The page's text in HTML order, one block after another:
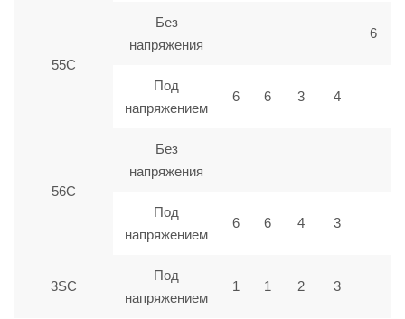
55С
Без
напряжения
6
Под
напряжением
6 6 3 4
56С
Без
напряжения
Под
напряжением
6 6 4 3
3SC
Под
напряжением
1 1 2 3